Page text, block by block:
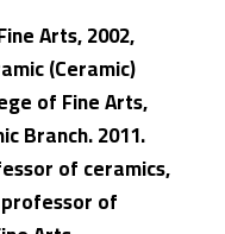
Arts, 2002,
(Ceramic)
of Fine Arts,
Branch. 2011.
of ceramics,
of